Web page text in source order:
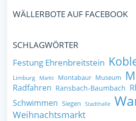
WÄLLERBOTE AUF FACEBOOK
SCHLAGWÖRTER
Festung Ehrenbreitstein
Limburg Markt Montabaur Museum
Radfahren Ransbach-Baumbach
Schwimmen Siegen Stadthalle
Weihnachtsmarkt